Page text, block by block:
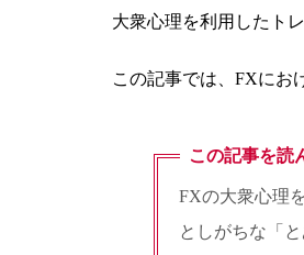
大衆心理を利用したト
この記事では、FXにお
この記事を読
FXの大衆心理
としがちな「